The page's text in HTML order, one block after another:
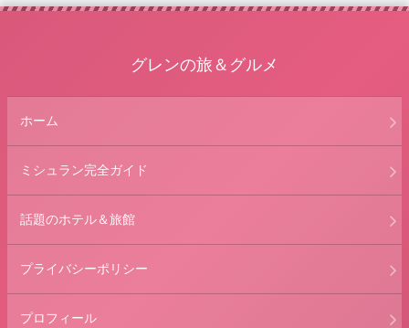
グレンの旅＆グルメ
ホーム
ミシュラン完全ガイド
話題のホテル＆旅館
プライバシーポリシー
プロフィール